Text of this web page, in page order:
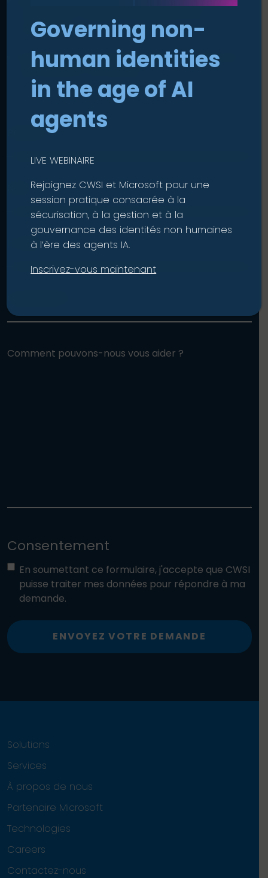
conformité.
Engagez une conversation basée sur l’écoute,
E-mail
Comment pouvons-nous vous aider ?
Consentement
En soumettant ce formulaire, j'accepte que CWSI
puisse traiter mes données pour répondre à ma
demande.
ENVOYEZ VOTRE DEMANDE
Solutions
Services
À propos de nous
Partenaire Microsoft
Technologies
Careers
Contactez-nous
Governing non-
human identities
in the age of AI
agents
LIVE WEBINAIRE
Rejoignez CWSI et Microsoft pour une
session pratique consacrée à la
sécurisation, à la gestion et à la
gouvernance des identités non humaines
à l’ère des agents IA.
Inscrivez-vous maintenant